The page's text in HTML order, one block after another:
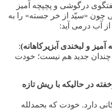
درگوشی و پچپچه آمیز
چون «سیّد از خر جسته» را به
آب درمی آید:
و لبخندی آبزیرکاهانه):
چندان جدید هم نیست؛ خودت
در حالیکه با ریش تازه
دارد. خودت که بحمدلله